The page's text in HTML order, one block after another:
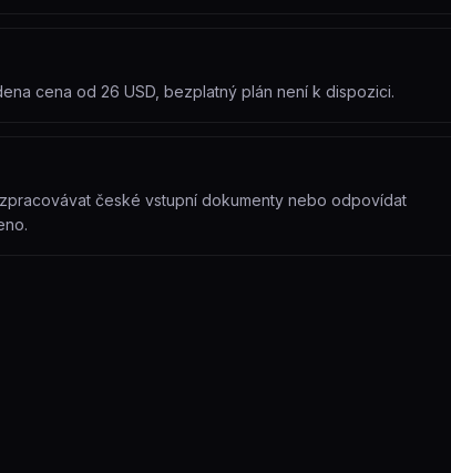
cena od 26 USD, bezplatný plán není k dispozici.
české vstupní dokumenty nebo odpovídat